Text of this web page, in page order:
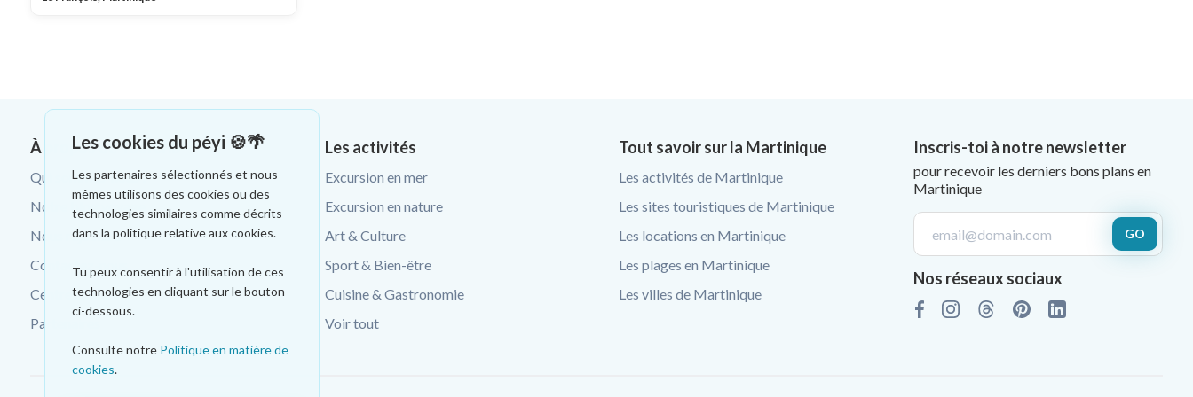
Les cookies du péyi 🍪🌴
Les partenaires sélectionnés et nous-
mêmes utilisons des cookies ou des
technologies similaires comme décrits
dans la politique relative aux cookies.
Tu peux consentir à l'utilisation de ces
technologies en cliquant sur le bouton
ci-dessous.
Consulte notre Politique en matière de
cookies.
À propos de Tourcrib
Qui sommes-nous ?
Notre blog voyage
Nous rejoindre
Contactez-nous
Centre d'aide
Partenaires
Les activités
Excursion en mer
Excursion en nature
Art & Culture
Sport & Bien-être
Cuisine & Gastronomie
Voir tout
Tout savoir sur la Martinique
Les activités de Martinique
Les sites touristiques de Martinique
Les locations en Martinique
Les plages en Martinique
Les villes de Martinique
Inscris-toi à notre newsletter
pour recevoir les derniers bons plans en
Martinique
GO
Nos réseaux sociaux